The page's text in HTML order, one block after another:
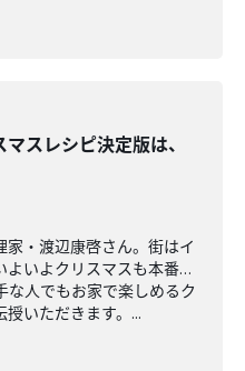
スレシピ決定版は、
・渡辺康啓さん。街はイ
よいよクリスマスも本番…
な人でもお家で楽しめるク
いただきます。...